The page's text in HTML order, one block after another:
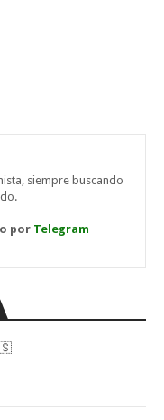
siempre buscando
por Telegram